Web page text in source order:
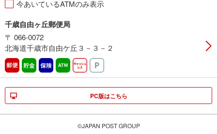
今あいているATMのみ表示
千歳自由ヶ丘郵便局
〒 066-0072
北海道千歳市自由ケ丘３－３－２
郵便 貯金 保険 ATM営業中キャッシュレス
PC版はこちら
©JAPAN POST GROUP